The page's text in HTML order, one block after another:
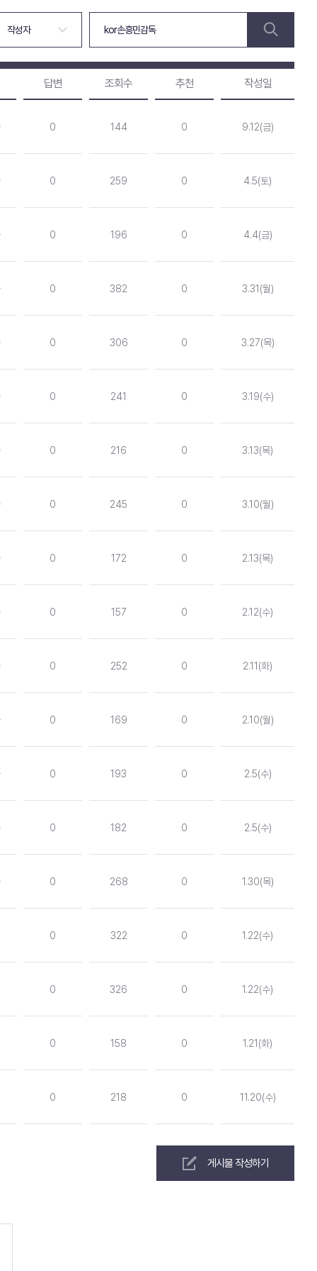
답변 조회수 추천 작성일
0 144 0 9.12(금)
0 259 0 4.5(토)
0 196 0 4.4(금)
0 382 0 3.31(월)
0 306 0 3.27(목)
0 241 0 3.19(수)
0 216 0 3.13(목)
0 245 0 3.10(월)
0 172 0 2.13(목)
0 157 0 2.12(수)
0 252 0 2.11(화)
0 169 0 2.10(월)
0 193 0 2.5(수)
0 182 0 2.5(수)
0 268 0 1.30(목)
0 322 0 1.22(수)
0 326 0 1.22(수)
0 158 0 1.21(화)
0 218 0 11.20(수)
게시물 작성하기